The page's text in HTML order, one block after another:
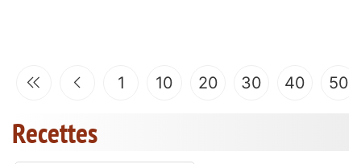
1 10 20 30 40 50
Recettes